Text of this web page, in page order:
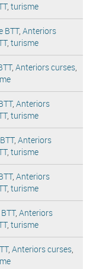
, turisme
BTT, Anteriors
, turisme
, Anteriors curses,
, Anteriors
, turisme
, Anteriors
, turisme
, Anteriors
, turisme
, Anteriors
, turisme
, Anteriors curses,